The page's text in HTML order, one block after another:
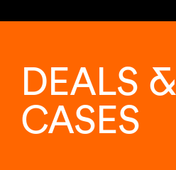
Insights
angezeigt.
DEALS &
CASES